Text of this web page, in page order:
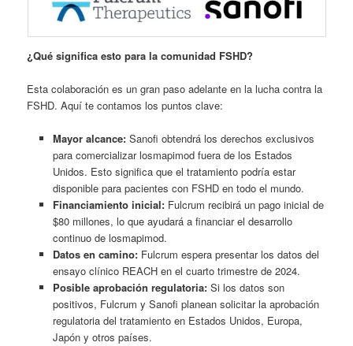
¿Qué significa esto para la comunidad FSHD?
Esta colaboración es un gran paso adelante en la lucha contra la
FSHD. Aquí te contamos los puntos clave:
Mayor alcance:Sanofi obtendrá los derechos exclusivos
para comercializar losmapimod fuera de los Estados
Unidos. Esto significa que el tratamiento podría estar
disponible para pacientes con FSHD en todo el mundo.
Financiamiento inicial:Fulcrum recibirá un pago inicial de
$80 millones, lo que ayudará a financiar el desarrollo
continuo de losmapimod.
Datos en camino:Fulcrum espera presentar los datos del
ensayo clínico REACH en el cuarto trimestre de 2024.
Posible aprobación regulatoria:Si los datos son
positivos, Fulcrum y Sanofi planean solicitar la aprobación
regulatoria del tratamiento en Estados Unidos, Europa,
Japón y otros países.